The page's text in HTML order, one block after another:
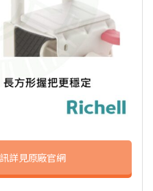
詳見原廠官網